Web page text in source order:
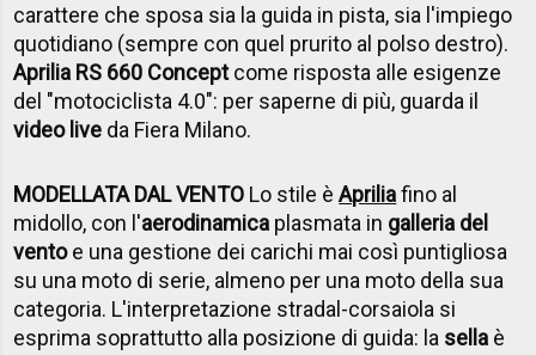
carattere che sposa sia la guida in pista, sia l'impiego
quotidiano (sempre con quel prurito al polso destro).
Aprilia RS 660 Conceptcome risposta alle esigenze
del "motociclista 4.0": per saperne di più, guarda il
video live da Fiera Milano.
MODELLATA DAL VENTO Lo stile èApriliafino al
midollo, con l'aerodinamica plasmata in galleria del
ventoe una gestione dei carichi mai così puntigliosa
su una moto di serie, almeno per una moto della sua
categoria. L'interpretazione stradal-corsaiola si
esprima soprattutto alla posizione di guida: la sella è